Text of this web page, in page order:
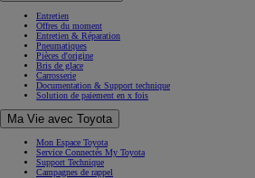
Entretien
Offres du moment
Entretien & Réparation
Pneumatiques
Pièces d'origine
Bris de glace
Carrosserie
Documentation & Support technique
Solution de paiement en x fois
Ma Vie avec Toyota
Mon Espace Toyota
Service Connectés My Toyota
Support Technique
Campagnes de rappel